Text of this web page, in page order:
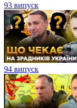
93 випуск
94 випуск